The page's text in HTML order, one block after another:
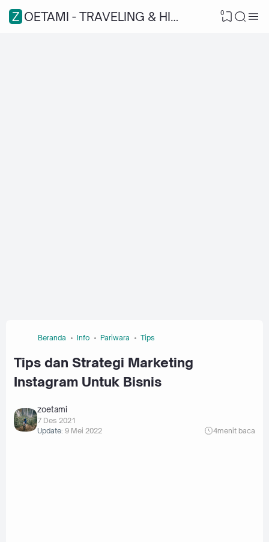
ZOETAMI - TRAVELING & HIKING 0
Beranda Info Pariwara Tips
Tips dan Strategi Marketing
Instagram Untuk Bisnis
zoetami
7 Des 2021
Update: 9 Mei 2022 4menit baca